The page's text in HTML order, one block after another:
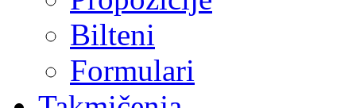
Bilteni
Formulari